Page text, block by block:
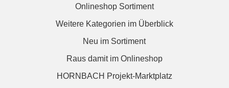
Onlineshop Sortiment
Weitere Kategorien im Überblick
Neu im Sortiment
Raus damit im Onlineshop
HORNBACH Projekt-Marktplatz